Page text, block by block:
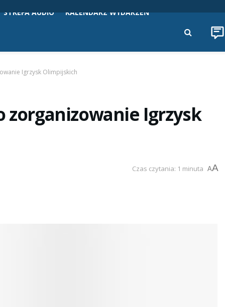
STREFA AUDIO KALENDARZ WYDARZEŃ
Igrzysk Olimpijskich
zorganizowanie Igrzysk
Czas czytania: 1 minuta AA